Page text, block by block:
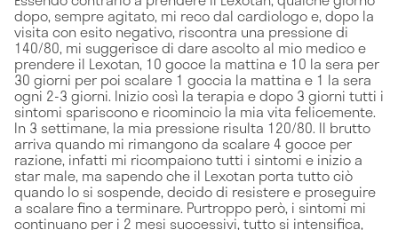
dopo, sempre agitato, mi reco dal cardiologo e, dopo la
visita con esito negativo, riscontra una pressione di
140/80, mi suggerisce di dare ascolto al mio medico e
prendere il Lexotan, 10 gocce la mattina e 10 la sera per
30 giorni per poi scalare 1 goccia la mattina e 1 la sera
ogni 2-3 giorni. Inizio così la terapia e dopo 3 giorni tutti i
sintomi spariscono e ricomincio la mia vita felicemente.
In 3 settimane, la mia pressione risulta 120/80. Il brutto
arriva quando mi rimangono da scalare 4 gocce per
razione, infatti mi ricompaiono tutti i sintomi e inizio a
star male, ma sapendo che il Lexotan porta tutto ciò
quando lo si sospende, decido di resistere e proseguire
a scalare fino a terminare. Purtroppo però, i sintomi mi
continuano per i 2 mesi successivi, tutto si intensifica,